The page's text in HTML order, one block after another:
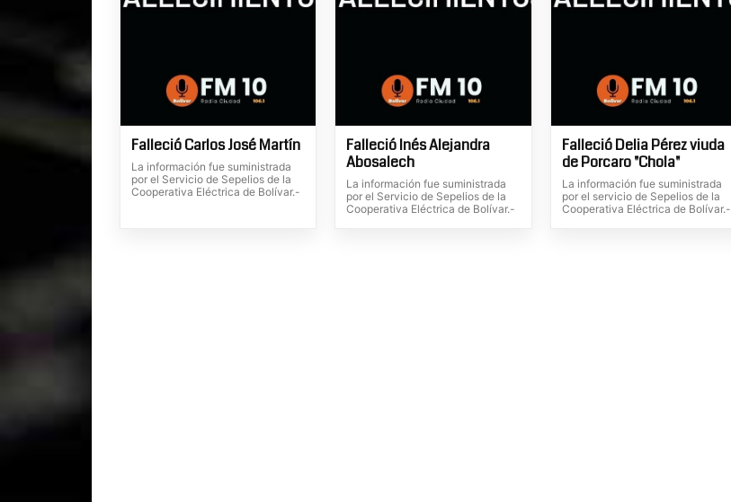
Falleció Carlos José Martín
La información fue suministrada
por el Servicio de Sepelios de la
Cooperativa Eléctrica de Bolívar.-
Falleció Inés Alejandra
Abosalech
La información fue suministrada
por el Servicio de Sepelios de la
Cooperativa Eléctrica de Bolívar.-
Falleció Delia Pérez viuda
de Porcaro "Chola"
La información fue suministrada
por el servicio de Sepelios de la
Cooperativa Eléctrica de Bolívar.-